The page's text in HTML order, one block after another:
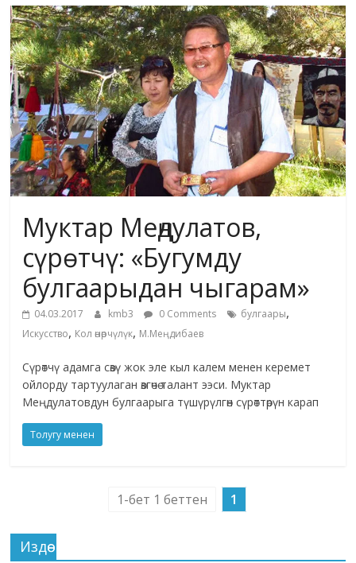
маданияты
жана
адабияты
Муктар Меңдулатов,
сүрөтчү: «Бугумду
булгаарыдан чыгарам»
04.03.2017 kmb3 0 Comments булгаары,
Искусство, Кол өнөрчүлүк, М.Меңдибаев
Сүрөтчү адамга сөзү жок эле кыл калем менен керемет
ойлорду тартуулаган өзгөчө талант ээси. Муктар
Меңдулатовдун булгаарыга түшүрүлгөн сүрөттөрүн карап
Толугу менен
1-бет 1 беттен 1
Издөө